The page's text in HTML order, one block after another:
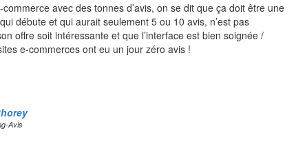
avec des tonnes d’avis, on se dit que ça doit être une
débute et qui aurait seulement 5 ou 10 avis, n’est pas
offre soit intéressante et que l’interface est bien soignée /
e-commerces ont eu un jour zéro avis !
Avis